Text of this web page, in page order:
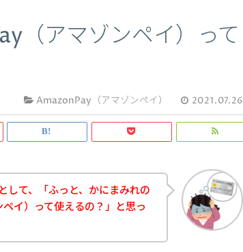
（アマゾンペイ）って
AmazonPay（アマゾンペイ） 2021.07.26
して、「ふっと、かにまみれの
イ）って使えるの？」と思っ